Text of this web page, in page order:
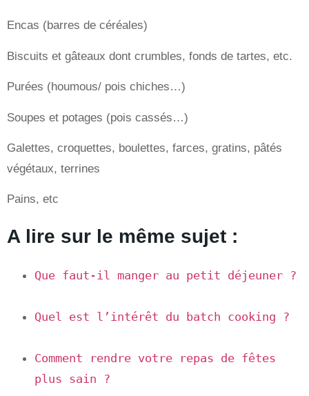
Encas (barres de céréales)
Biscuits et gâteaux dont crumbles, fonds de tartes, etc.
Purées (houmous/ pois chiches…)
Soupes et potages (pois cassés…)
Galettes, croquettes, boulettes, farces, gratins, pâtés
végétaux, terrines
Pains, etc
A lire sur le même sujet :
Que faut-il manger au petit déjeuner ?
Quel est l’intérêt du batch cooking ?
Comment rendre votre repas de fêtes
plus sain ?